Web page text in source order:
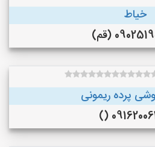
خیاط
(قم)
پرده ریمونی